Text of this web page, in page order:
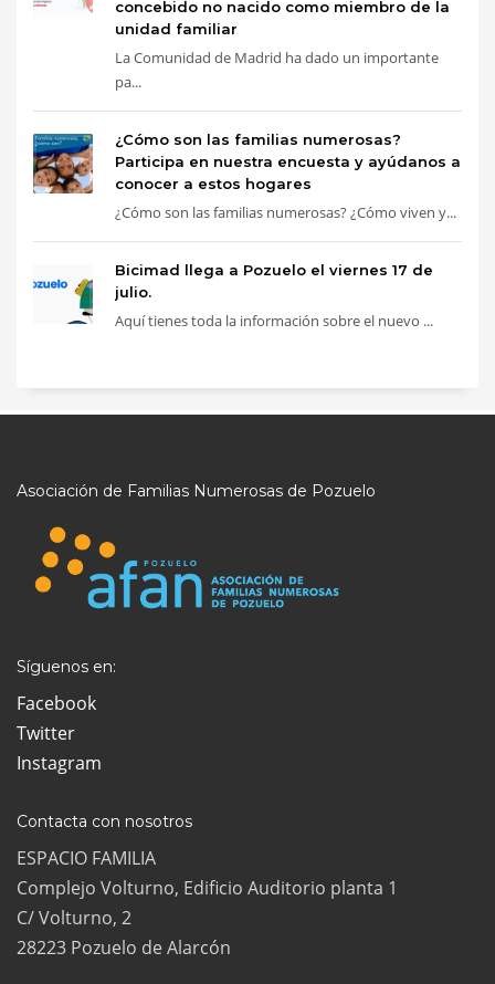
concebido no nacido como miembro de la
unidad familiar
La Comunidad de Madrid ha dado un importante
pa...
¿Cómo son las familias numerosas?
Participa en nuestra encuesta y ayúdanos a
conocer a estos hogares
¿Cómo son las familias numerosas? ¿Cómo viven y...
Bicimad llega a Pozuelo el viernes 17 de
julio.
Aquí tienes toda la información sobre el nuevo ...
Asociación de Familias Numerosas de Pozuelo
Síguenos en:
Facebook
Twitter
Instagram
Contacta con nosotros
ESPACIO FAMILIA
Complejo Volturno, Edificio Auditorio planta 1
C/ Volturno, 2
28223 Pozuelo de Alarcón